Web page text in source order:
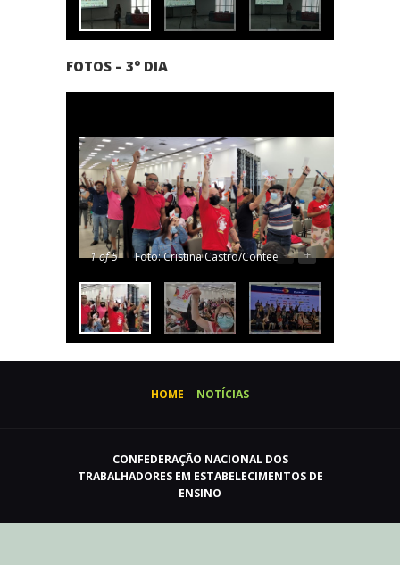
FOTOS – 3° DIA
1of 5 Foto: Cristina Castro/Contee - +
HOME NOTÍCIAS
CONFEDERAÇÃO NACIONAL DOS
TRABALHADORES EM ESTABELECIMENTOS DE
ENSINO